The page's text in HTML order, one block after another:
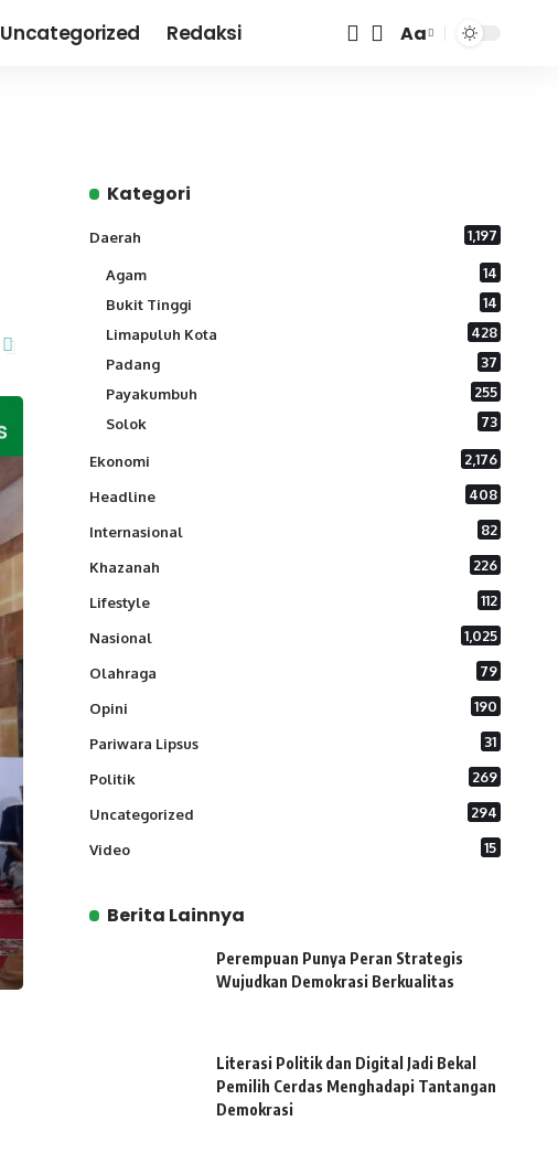
Uncategorized Redaksi
Font
Aa
Kategori
Daerah 1,197
Agam
14
Bukit Tinggi
14
Limapuluh Kota
428
Padang
37
Payakumbuh
255
Solok
73
Ekonomi 2,176
Headline 408
Internasional 82
Khazanah 226
Lifestyle 112
Nasional 1,025
Olahraga 79
Opini 190
Pariwara Lipsus 31
Politik 269
Uncategorized 294
Video 15
Berita Lainnya
Perempuan Punya Peran Strategis
Wujudkan Demokrasi Berkualitas
Literasi Politik dan Digital Jadi Bekal
Pemilih Cerdas Menghadapi Tantangan
Demokrasi